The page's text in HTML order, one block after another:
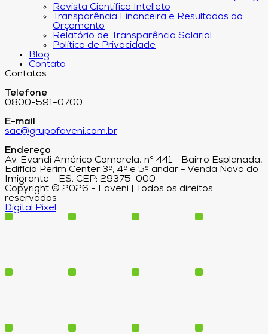
Revista Científica Intelleto
Transparência Financeira e Resultados do
Orçamento
Relatório de Transparência Salarial
Política de Privacidade
Blog
Contato
Contatos
Telefone
0800-591-0700
E-mail
sac@grupofaveni.com.br
Endereço
Av. Evandi Américo Comarela, nº 441 - Bairro Esplanada,
Edifício Perim Center 3º, 4º e 5º andar - Venda Nova do
Imigrante - ES. CEP: 29375-000
Copyright © 2026 - Faveni | Todos os direitos
reservados
Digital Pixel